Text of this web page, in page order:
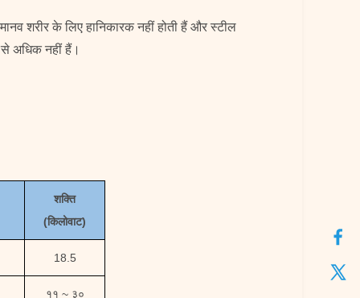
शरीर के लिए हानिकारक नहीं होती हैं और स्टील
अधिक नहीं हैं।
शक्ति
(किलोवाट)
18.5
११ ~ ३०